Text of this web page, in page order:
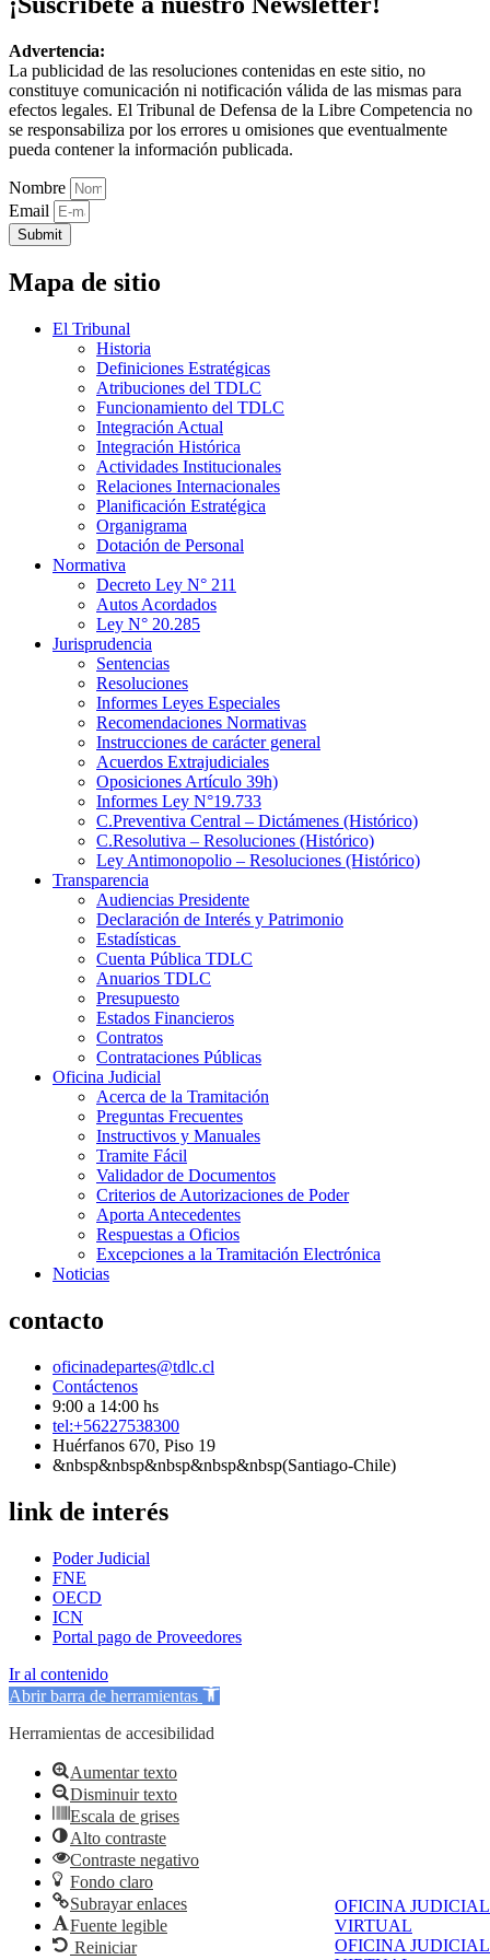
OFICINA JUDICIAL
VIRTUAL
OFICINA JUDICIAL
Advertencia:
La publicidad de las resoluciones contenidas en este sitio, no
constituye comunicación ni notificación válida de las mismas para
efectos legales. El Tribunal de Defensa de la Libre Competencia no
se responsabiliza por los errores u omisiones que eventualmente
pueda contener la información publicada.
Nombre
Email
Submit
Mapa de sitio
El Tribunal
Historia
Definiciones Estratégicas
Atribuciones del TDLC
Funcionamiento del TDLC
Integración Actual
Integración Histórica
Actividades Institucionales
Relaciones Internacionales
Planificación Estratégica
Organigrama
Dotación de Personal
Normativa
Decreto Ley N° 211
Autos Acordados
Ley N° 20.285
Jurisprudencia
Sentencias
Resoluciones
Informes Leyes Especiales
Recomendaciones Normativas
Instrucciones de carácter general
Acuerdos Extrajudiciales
Oposiciones Artículo 39h)
Informes Ley N°19.733
C.Preventiva Central – Dictámenes (Histórico)
C.Resolutiva – Resoluciones (Histórico)
Ley Antimonopolio – Resoluciones (Histórico)
Transparencia
Audiencias Presidente
Declaración de Interés y Patrimonio
Estadísticas
Cuenta Pública TDLC
Anuarios TDLC
Presupuesto
Estados Financieros
Contratos
Contrataciones Públicas
Oficina Judicial
Acerca de la Tramitación
Preguntas Frecuentes
Instructivos y Manuales
Tramite Fácil
Validador de Documentos
Criterios de Autorizaciones de Poder
Aporta Antecedentes
Respuestas a Oficios
Excepciones a la Tramitación Electrónica
Noticias
contacto
oficinadepartes@tdlc.cl
Contáctenos
9:00 a 14:00 hs
tel:+56227538300
Huérfanos 670, Piso 19
&nbsp&nbsp&nbsp&nbsp&nbsp(Santiago-Chile)
link de interés
Poder Judicial
FNE
OECD
ICN
Portal pago de Proveedores
Ir al contenido
Abrir barra de herramientas
Herramientas de accesibilidad
Aumentar texto
Disminuir texto
Escala de grises
Alto contraste
Contraste negativo
Fondo claro
Subrayar enlaces
Fuente legible
Reiniciar